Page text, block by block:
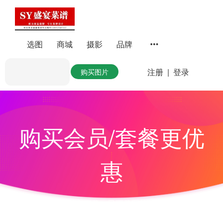
选图 商城 摄影 品牌
注册 | 登录
购买图片
购买会员/套餐更优
惠
全站图片随心下载，已下载图片可永久使用